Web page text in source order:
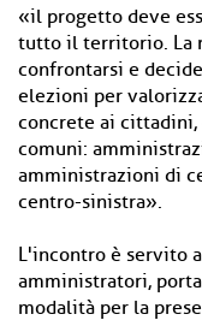
«il progetto deve
tutto il territorio. La
confrontarsi e
elezioni per
concrete ai
comuni:
amministrazioni di
centro-sinistra».
L'incontro è servito
amministratori,
modalità per la